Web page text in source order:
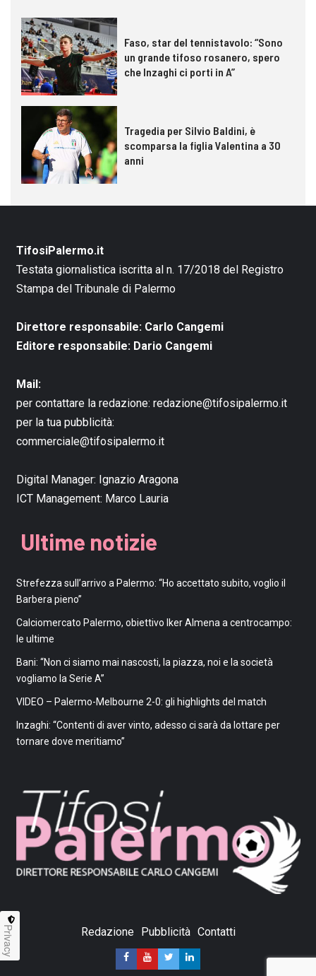
Faso, star del tennistavolo: “Sono
un grande tifoso rosanero, spero
che Inzaghi ci porti in A”
Tragedia per Silvio Baldini, è
scomparsa la figlia Valentina a 30
anni
TifosiPalermo.it
Testata giornalistica iscritta al n. 17/2018 del Registro
Stampa del Tribunale di Palermo
Direttore responsabile: Carlo Cangemi
Editore responsabile: Dario Cangemi
Mail:
per contattare la redazione: redazione@tifosipalermo.it
per la tua pubblicità:
commerciale@tifosipalermo.it
Digital Manager: Ignazio Aragona
ICT Management: Marco Lauria
Ultime notizie
Strefezza sull’arrivo a Palermo: “Ho accettato subito, voglio il
Barbera pieno”
Calciomercato Palermo, obiettivo Iker Almena a centrocampo:
le ultime
Bani: “Non ci siamo mai nascosti, la piazza, noi e la società
vogliamo la Serie A”
VIDEO – Palermo-Melbourne 2-0: gli highlights del match
Inzaghi: “Contenti di aver vinto, adesso ci sarà da lottare per
tornare dove meritiamo”
Redazione Pubblicità Contatti
Privacy